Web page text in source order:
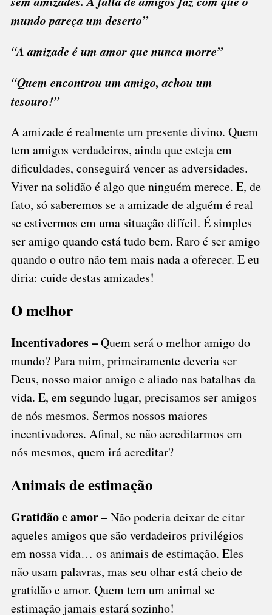
mundo pareça um deserto”
“A amizade é um amor que nunca morre”
“Quem encontrou um amigo, achou um
tesouro!”
A amizade é realmente um presente divino. Quem
tem amigos verdadeiros, ainda que esteja em
dificuldades, conseguirá vencer as adversidades.
Viver na solidão é algo que ninguém merece. E, de
fato, só saberemos se a amizade de alguém é real
se estivermos em uma situação difícil. É simples
ser amigo quando está tudo bem. Raro é ser amigo
quando o outro não tem mais nada a oferecer. E eu
diria: cuide destas amizades!
O melhor
Incentivadores –Quem será o melhor amigo do
mundo? Para mim, primeiramente deveria ser
Deus, nosso maior amigo e aliado nas batalhas da
vida. E, em segundo lugar, precisamos ser amigos
de nós mesmos. Sermos nossos maiores
incentivadores. Afinal, se não acreditarmos em
nós mesmos, quem irá acreditar?
Animais de estimação
Gratidão e amor –Não poderia deixar de citar
aqueles amigos que são verdadeiros privilégios
em nossa vida… os animais de estimação. Eles
não usam palavras, mas seu olhar está cheio de
gratidão e amor. Quem tem um animal se
estimação jamais estará sozinho!